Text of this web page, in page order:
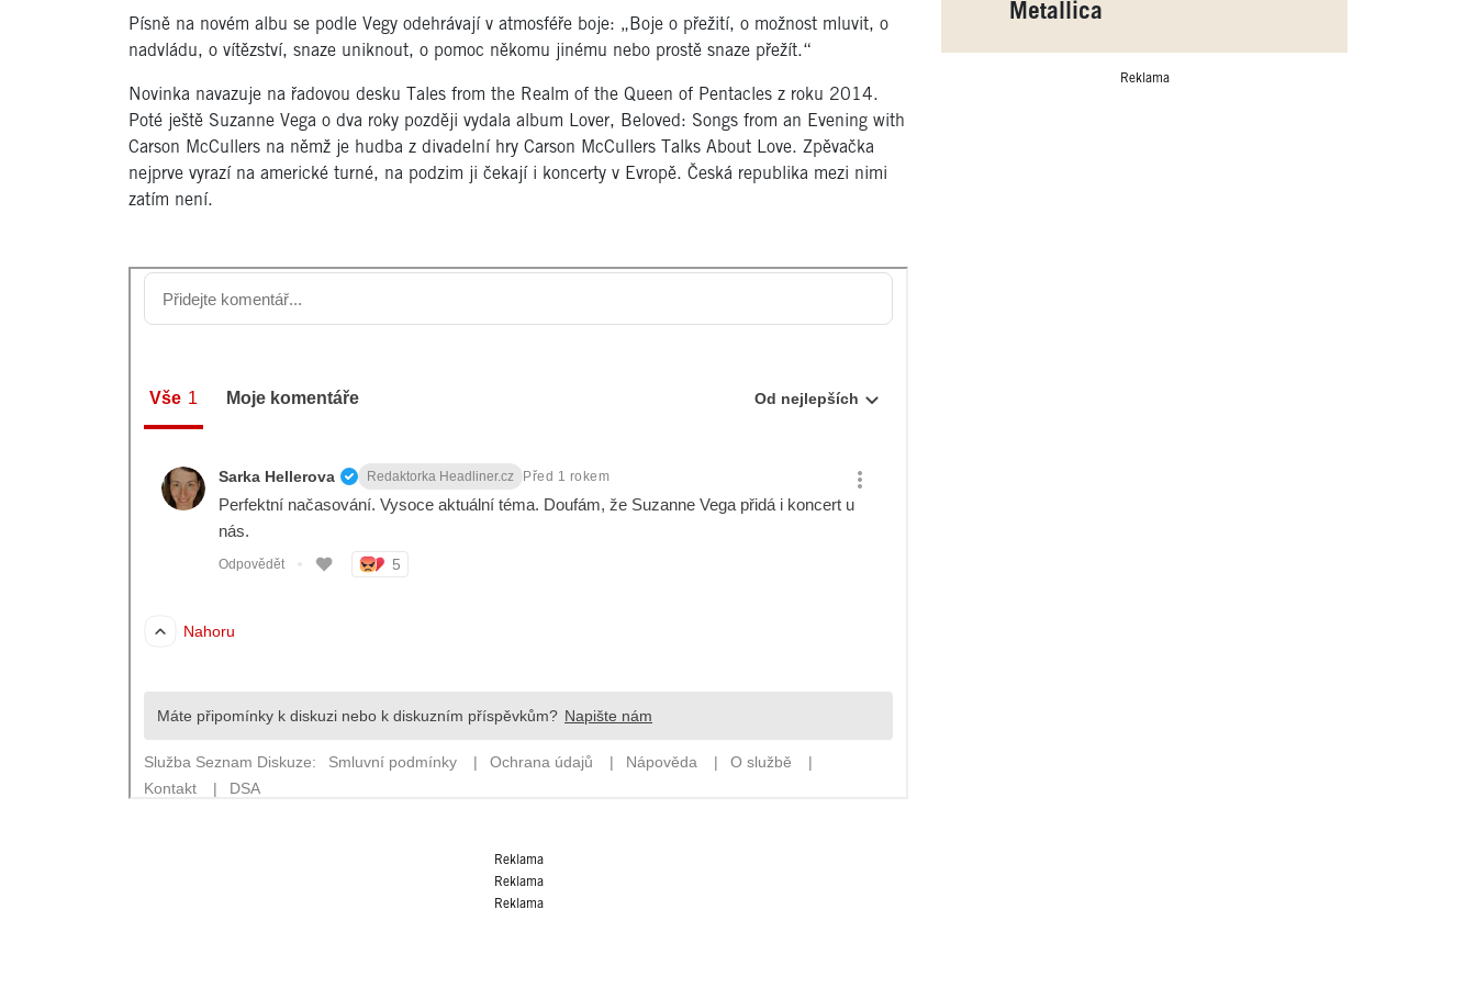
Písně na novém albu se podle Vegy odehrávají v atmosféře boje: „Boje o přežití, o možnost mluvit, o
nadvládu, o vítězství, snaze uniknout, o pomoc někomu jinému nebo prostě snaze přežít.“
Novinka navazuje na řadovou desku Tales from the Realm of the Queen of Pentacles z roku 2014.
Poté ještě Suzanne Vega o dva roky později vydala album Lover, Beloved: Songs from an Evening with
Carson McCullers na němž je hudba z divadelní hry Carson McCullers Talks About Love. Zpěvačka
nejprve vyrazí na americké turné, na podzim ji čekají i koncerty v Evropě. Česká republika mezi nimi
zatím není.
Reklama
Reklama
Reklama
Metallica
Reklama